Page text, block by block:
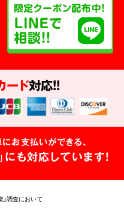
ード対応!!
お支払いができる、
も対応しています!
調査において